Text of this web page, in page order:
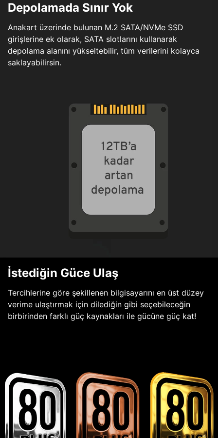
Depolamada Sınır Yok
Anakart üzerinde bulunan M.2 SATA/NVMe SSD
girişlerine ek olarak, SATA slotlarını kullanarak
depolama alanını yükseltebilir, tüm verilerini kolayca
saklayabilirsin.
İstediğin Güce Ulaş
Tercihlerine göre şekillenen bilgisayarını en üst düzey
verime ulaştırmak için dilediğin gibi seçebileceğin
birbirinden farklı güç kaynakları ile gücüne güç kat!